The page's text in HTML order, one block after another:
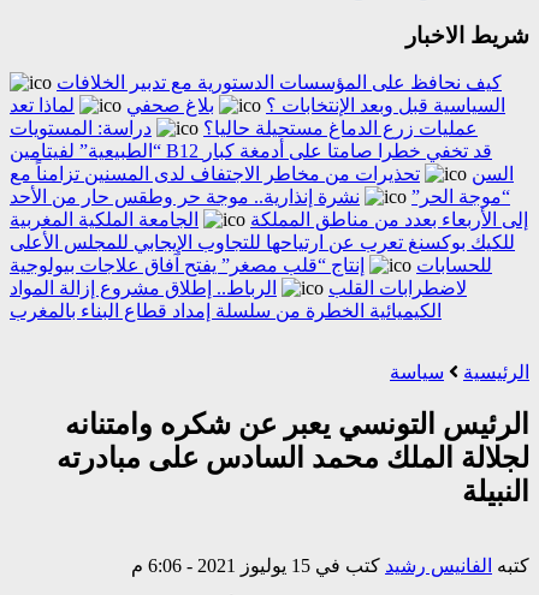
شريط الاخبار
كيف نحافظ على المؤسسات الدستورية مع تدبير الخلافات
السياسية قبل وبعد الإنتخابات ؟
بلاغ صحفي
لماذا تعد
عمليات زرع الدماغ مستحيلة حاليا؟
دراسة: المستويات
“الطبيعية” لفيتامين B12 قد تخفي خطرا صامتا على أدمغة كبار
السن
تحذيرات من مخاطر الاجتفاف لدى المسنين تزامناً مع
“موجة الحر”
نشرة إنذارية.. موجة حر وطقس حار من الأحد
إلى الأربعاء بعدد من مناطق المملكة
الجامعة الملكية المغربية
للكيك بوكسنغ تعرب عن ارتياحها للتجاوب الإيجابي للمجلس الأعلى
للحسابات
إنتاج “قلب مصغر” يفتح آفاق علاجات بيولوجية
لاضطرابات القلب
الرباط.. إطلاق مشروع إزالة المواد
الكيميائية الخطرة من سلسلة إمداد قطاع البناء بالمغرب
الرئيسية سياسة
الرئيس التونسي يعبر عن شكره وامتنانه
لجلالة الملك محمد السادس على مبادرته
النبيلة
كتبه الفانيس رشيد كتب في 15 يوليوز 2021 - 6:06 م